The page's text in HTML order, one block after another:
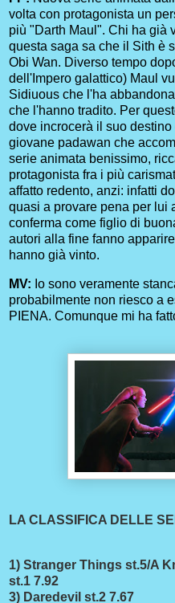
volta con protagonista un
più "Darth Maul". Chi ha già
questa saga sa che il Sith è
Obi Wan. Diverso tempo
dell'Impero galattico) Maul
Sidiuous che l'ha
che l'hanno tradito. Per
dove incrocerà il suo
giovane padawan che
serie animata benissimo,
protagonista fra i più
affatto redento, anzi: infatti
quasi a provare pena per lui
conferma come figlio di
autori alla fine fanno
hanno già vinto.
MV: Io sono veramente
probabilmente non riesco a
PIENA. Comunque mi ha
LA CLASSIFICA DELLE
1) Stranger Things st.5/A
st.1 7.92
3) Daredevil st.2 7.67